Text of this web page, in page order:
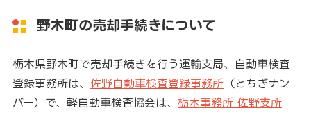
野木町の売却手続きについて
栃木県野木町で売却手続きを行う運輸支局、自動車検査
登録事務所は、 佐野自動車検査登録事務所（とちぎナン
バー）で、軽自動車検査協会は、 栃木事務所 佐野支所